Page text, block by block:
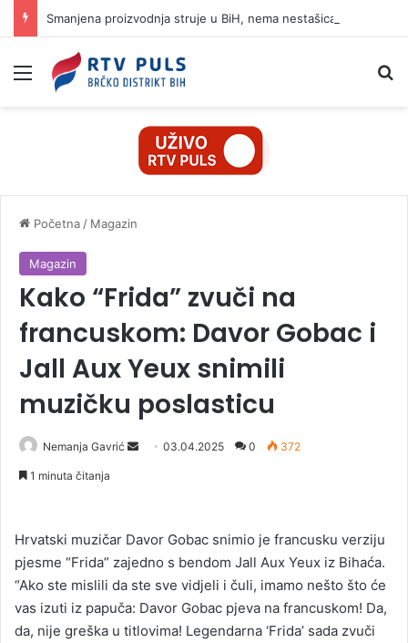
Izbornik
Početna / Magazin
Magazin
Kako “Frida” zvuči na
francuskom: Davor Gobac i
Jall Aux Yeux snimili
muzičku poslasticu
Nemanja Gavrić
a
e
03.04.2025 0 372
1 minuta čitanja
Hrvatski muzičar Davor Gobac snimio je francusku verziju
pjesme “Frida” zajedno s bendom Jall Aux Yeux iz Bihaća.
“Ako ste mislili da ste sve vidjeli i čuli, imamo nešto što će
vas izuti iz papuča: Davor Gobac pjeva na francuskom! Da,
da, nije greška u titlovima! Legendarna ‘Frida’ sada zvuči